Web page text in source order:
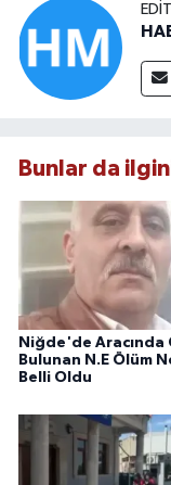
Bunlar da
Niğde'de Aracında
Bulunan N.E Ölüm
Belli Oldu